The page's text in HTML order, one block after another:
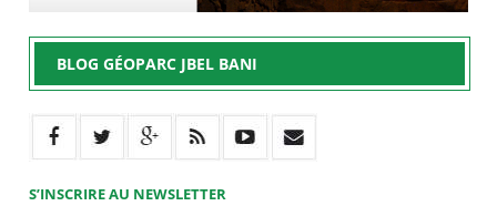
BLOG GÉOPARC JBEL BANI
S’INSCRIRE AU NEWSLETTER